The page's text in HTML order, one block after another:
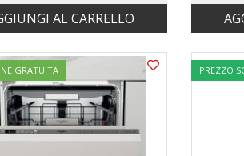
AL CARRELLO
GRATUITA PREZZO